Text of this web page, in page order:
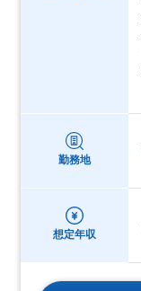
勤務地
想定年収